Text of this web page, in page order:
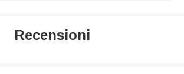
Recensioni